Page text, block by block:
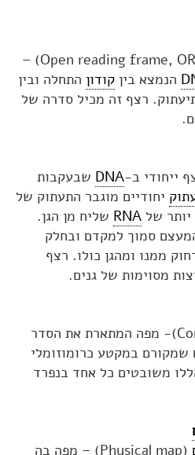
(Open reading frame, ORF) –
הנמצא בין קודון התחלה ובין
רצף זה מכיל סדרה של
DNA שבעקבות
יחודיים מוגבר התעתוק של
יותר של RNA שליח מן הגן.
סמוך למקדם ובחלק
ממנו ומהגן כולו. רצף
מסוימות של גנים.
)- מפה המתארת את הסדר
שמקורם במקטע כרומוזומלי
משובטים כל אחד בנפרד
(Physical map) – מפה בה